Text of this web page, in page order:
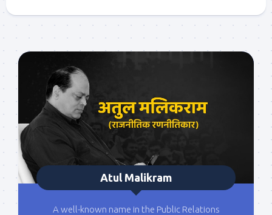
Atul Malikram
A well-known name in the Public Relations